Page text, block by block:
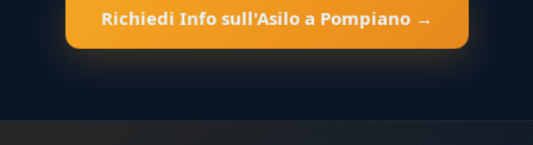
Richiedi Info sull'Asilo a Pompiano →